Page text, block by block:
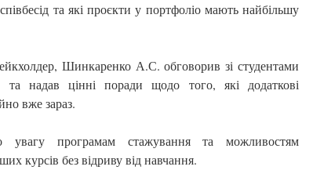
та які проєкти у портфоліо мають найбільшу
Шинкаренко А.С. обговорив зі студентами
та надав цінні поради щодо того, які додаткові
вже зараз.
увагу програмам стажування та можливостям
курсів без відриву від навчання.